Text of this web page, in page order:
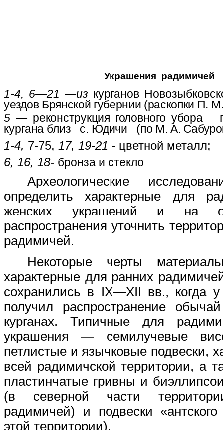
Украшения радимичей
1-4, 6—21 —из курганов
уездов Брянской губернии (раскопки П.
5 — реконструкция головного убора
кургана близ с. Юдичи (по М. А.
1-4, 7-75, 17, 19-21 - цветной металл;
6, 16, 18- бронза и стекло
Археологические
определить характерные для
женских украшений и на
распространения уточнить
радимичей.
Некоторые черты
характерные для ранних
сохранились в IX—XII вв., когда у
получил распространение
курганах. Типичные для
украшения — семилучевые
петлистые и язычковые подвески,
всей радимичской территории, а
пластинчатые гривны и
(в северной части
радимичей) и подвески
этой территории).